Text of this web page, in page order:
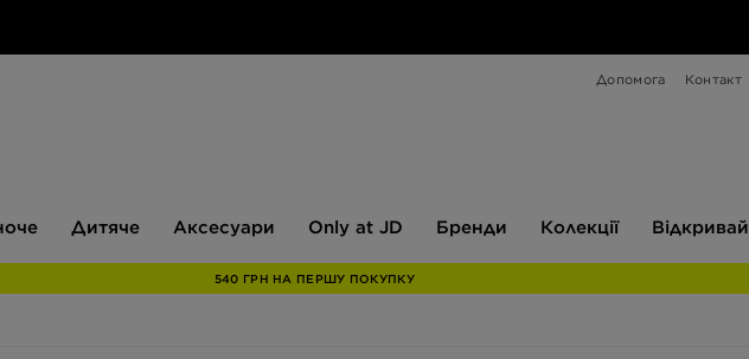
Допомога Контакт
Дитяче Аксесуари
JD
Only at JD Бренди Колекції Відкривай
540 ГРН НА ПЕРШУ ПОКУПКУ